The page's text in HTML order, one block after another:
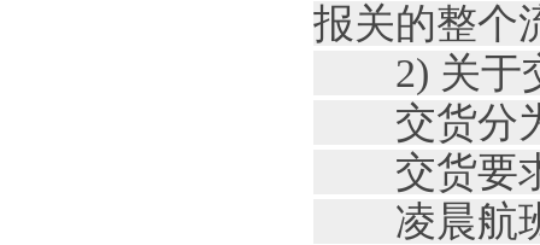
报关的整个
2) 关于
交货分为
交货要求
凌晨航班